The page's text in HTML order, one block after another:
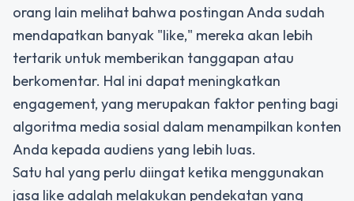
orang lain melihat bahwa postingan Anda sudah
mendapatkan banyak "like," mereka akan lebih
tertarik untuk memberikan tanggapan atau
berkomentar. Hal ini dapat meningkatkan
engagement, yang merupakan faktor penting bagi
algoritma media sosial dalam menampilkan konten
Anda kepada audiens yang lebih luas.
Satu hal yang perlu diingat ketika menggunakan
jasa like adalah melakukan pendekatan yang